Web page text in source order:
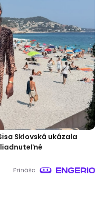
Sklovská ukázala